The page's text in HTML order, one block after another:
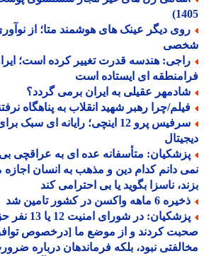
دیگر عینک های هوشمند متا؛ از نوآوری تا
هندسه قدرت تغییر کرده است؛ ایران
ای ایستاده است
عقیلی به ایران برمی گردد؟
چرا رهبر شهید انقلاب به پناهگاه نرفتند؟
سرفیس پرو 12 اینچی؛ رایانه ای سبک
متأسفانه عده ای به عراقچی بی
دانم کدام دین و مذهب به انسان اجازه
ناسزا بگوید یا بی احترامی کند
ماهه واکسن در کشور تامین شد
کردند و از موضع ما [درخصوص توافق]
نبود، بلکه فرماندهان درباره ضرورت